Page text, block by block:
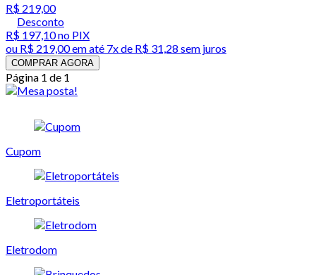
R$ 219,00
Desconto
R$ 197,10no PIX
ou R$ 219,00em até 7x de R$ 31,28 sem juros
COMPRAR AGORA
Página 1 de 1
Cupom
Eletroportáteis
Eletrodom